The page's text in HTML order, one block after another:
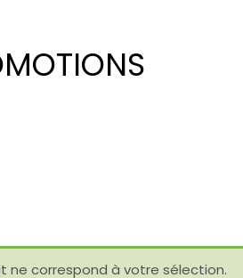
ne correspond à votre sélection.